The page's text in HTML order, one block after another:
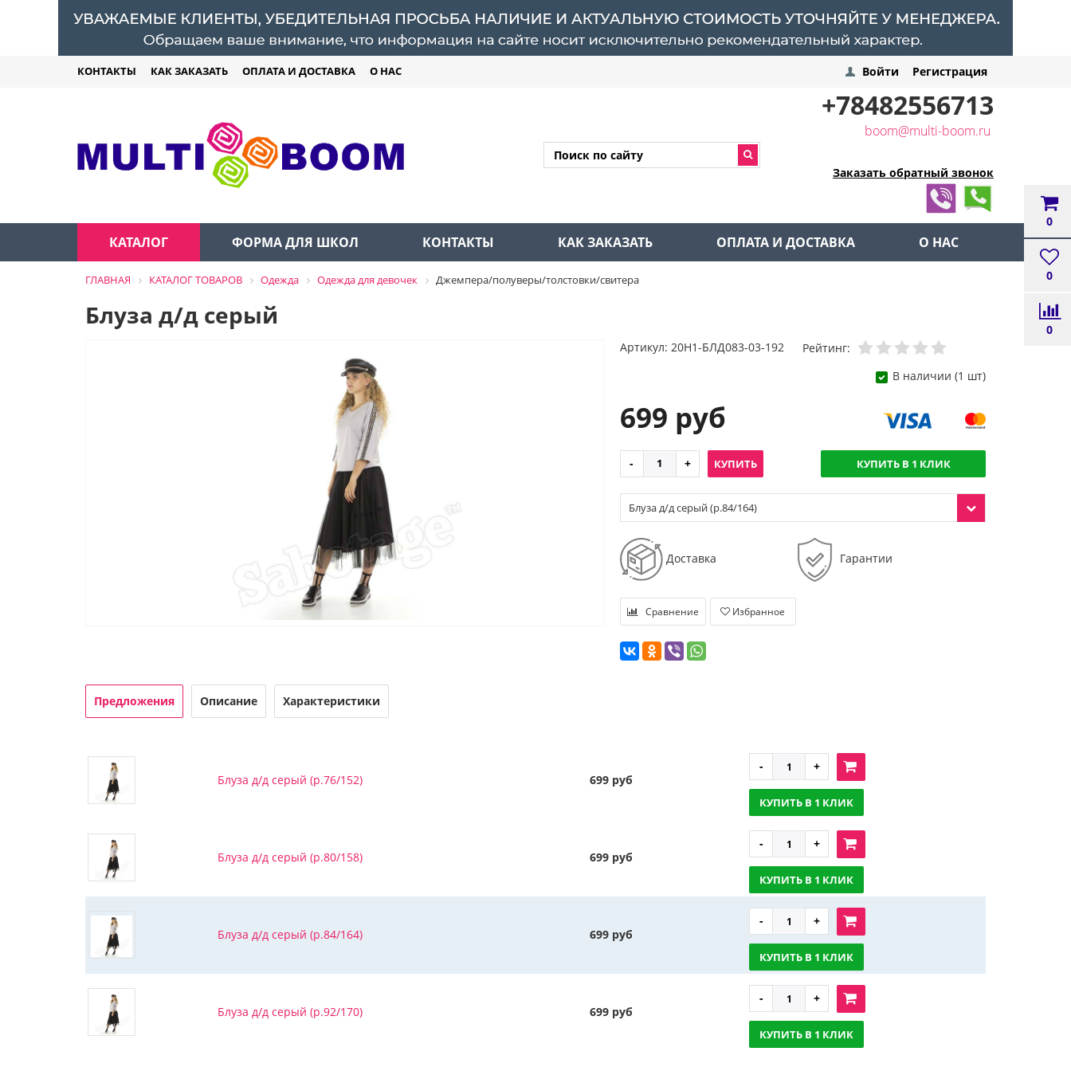
КОНТАКТЫ КАК ЗАКАЗАТЬ ОПЛАТА И ДОСТАВКА О НАС
0
0
0
Войти Регистрация
+78482556713
boom@multi-boom.ru
Заказать обратный звонок
КАТАЛОГ ФОРМА ДЛЯ ШКОЛ КОНТАКТЫ КАК ЗАКАЗАТЬ ОПЛАТА И ДОСТАВКА О НАС
ГЛАВНАЯ КАТАЛОГ ТОВАРОВ Одежда Одежда для девочек Джемпера/полуверы/толстовки/свитера
Блуза д/д серый
Артикул: 20Н1-БЛД083-03-192
Рейтинг:
В наличии (1 шт)
699 руб
КУПИТЬ КУПИТЬ В 1 КЛИК
Блуза д/д серый (р.84/164)
Доставка Гарантии
Сравнение Избранное
Предложения Описание Характеристики
Блуза д/д серый (р.76/152) 699 руб
КУПИТЬ В 1 КЛИК
Блуза д/д серый (р.80/158) 699 руб
КУПИТЬ В 1 КЛИК
Блуза д/д серый (р.84/164) 699 руб
КУПИТЬ В 1 КЛИК
Блуза д/д серый (р.92/170) 699 руб
КУПИТЬ В 1 КЛИК